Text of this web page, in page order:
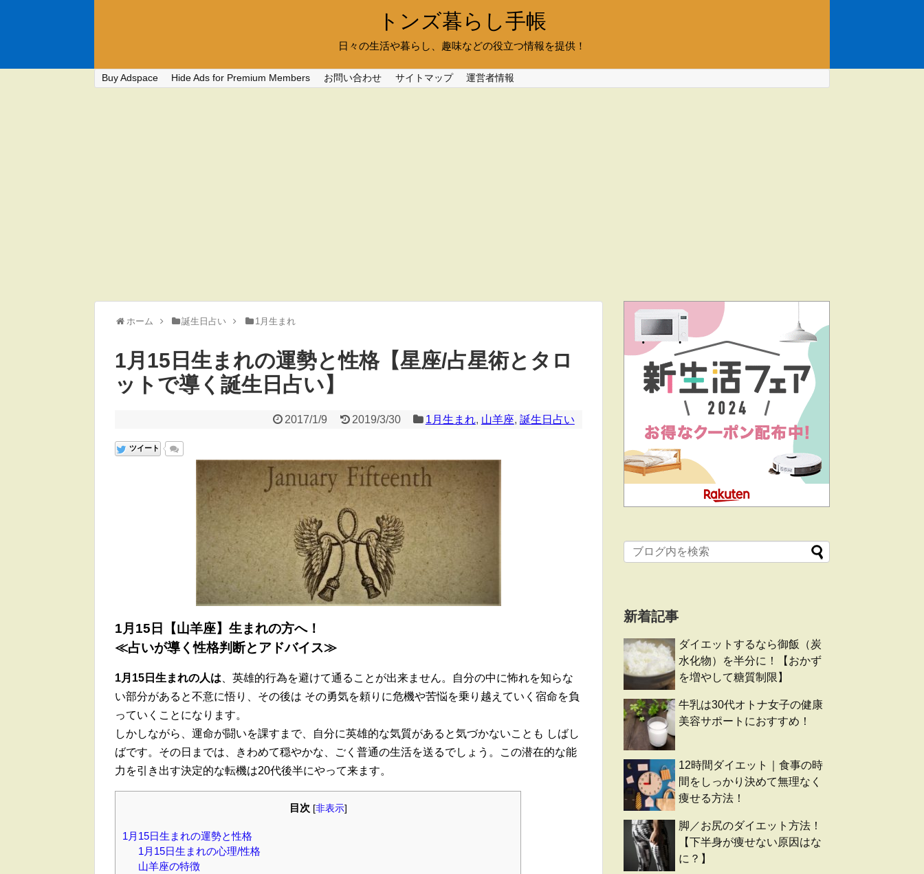
トンズ暮らし手帳
日々の生活や暮らし、趣味などの役立つ情報を提供！
Buy Adspace Hide Ads for Premium Members お問い合わせ サイトマップ 運営者情報
ホーム 誕生日占い 1月生まれ
1月15日生まれの運勢と性格【星座/占星術とタロ
ットで導く誕生日占い】
2017/1/9 2019/3/30 1月生まれ, 山羊座, 誕生日占い
ツイート
1月15日【山羊座】生まれの方へ！
≪占いが導く性格判断とアドバイス≫
1月15日生まれの人は 、英雄的行為を避けて通ることが出来ません。自分の中に怖れを知らな
い部分があると不意に悟り、その後は その勇気を頼りに危機や苦悩を乗り越えていく宿命を負
っていくことになります。
しかしながら、運命が闘いを課すまで、自分に英雄的な気質があると気づかないことも しばし
ばです。その日までは、きわめて穏やかな、ごく普通の生活を送るでしょう。この潜在的な能
力を引き出す決定的な転機は20代後半にやって来ます。
目次 [非表示]
1月15日生まれの運勢と性格
1月15日生まれの心理/性格
山羊座の特徴
新着記事
ダイエットするなら御飯（炭
水化物）を半分に！【おかず
を増やして糖質制限】
牛乳は30代オトナ女子の健康
美容サポートにおすすめ！
12時間ダイエット｜食事の時
間をしっかり決めて無理なく
痩せる方法！
脚／お尻のダイエット方法！
【下半身が痩せない原因はな
に？】